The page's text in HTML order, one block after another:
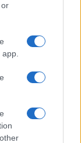
baja al
media de